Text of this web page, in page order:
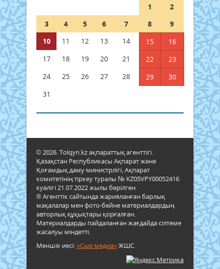
1
2
3
4 5 6 7 8
9
10
11 12 13 14 15
16
17
18 19 20 21 22
23
24
25 26 27 28 29
30
31
© 2026. Tolqyn.kz ақпараттық агенттігі.
Қазақстан Республикасы Ақпарат және
Қоғамдық даму министрлігі, Ақпарат
комитетінің тіркеу туралы № KZ05VPY00052416
куәлігі 21.07.2022 жылы берілген.
® Агенттік сайтында жарияланған барлық
мақалалар мен фото-бейне материалдардың
авторлық құқықтары қорғалған.
Материалдарды пайдаланған жағдайда сілтеме
жасалуы міндетті.
Меншік иесі:«Сыр медиа»ЖШС.